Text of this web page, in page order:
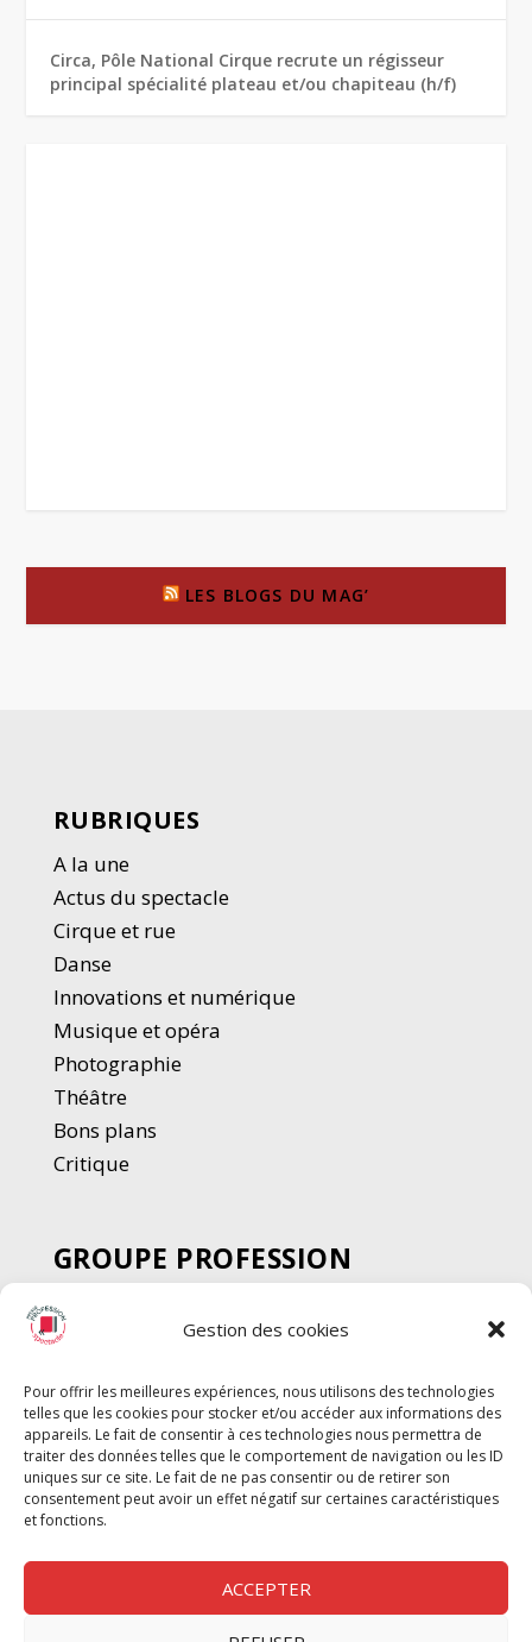
Gestion des cookies
Pour offrir les meilleures expériences, nous utilisons des technologies
telles que les cookies pour stocker et/ou accéder aux informations des
appareils. Le fait de consentir à ces technologies nous permettra de
traiter des données telles que le comportement de navigation ou les ID
uniques sur ce site. Le fait de ne pas consentir ou de retirer son
consentement peut avoir un effet négatif sur certaines caractéristiques
et fonctions.
ACCEPTER
Circa, Pôle National Cirque recrute un régisseur
principal spécialité plateau et/ou chapiteau (h/f)
LES BLOGS DU MAG’
RUBRIQUES
A la une
Actus du spectacle
Cirque et rue
Danse
Innovations et numérique
Musique et opéra
Photographie
Théâtre
Bons plans
Critique
GROUPE PROFESSION
SPECTACLE
Chèque Intermittents
Chèque Compta
Chèque Emploi Spectacle
G-Pods
Profession Audio-visuel